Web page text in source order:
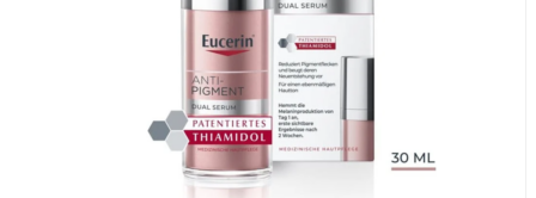
Paraben tested***
Entwickelt, um Allergienzu vermeiden
In Zusammenarbeit mitUniversitätsinstituten entwickelt
Auf der empfindlichen Haut dermatologisch getestet
Nickel < 0,0001% (1ppm)
***Parabene < 0,0001% (1ppm)